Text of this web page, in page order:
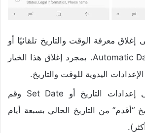
إغلاق معرفة الوقت والتاريخ تلقائيًا أو
Automatic Date and Time. بمجرد إغلاق هذا الخيار
اليدوية للوقت والتاريخ.
الآن، توجه إلى إعدادات التاريخ أو Set Date وقم
“أقدم” من التاريخ الحالي بسبعة أيام